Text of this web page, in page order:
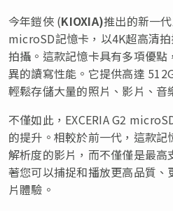
今年鎧俠 (KIOXIA)推出的新一
microSD記憶卡，以4K超高清
拍攝。這款記憶卡具有多項優
異的讀寫性能。它提供高達
輕鬆存儲大量的照片、影片、音
不僅如此，EXCERIA G2
的提升。相較於前一代，這款
解析度的影片，而不僅僅是最高
著您可以捕捉和播放更高品質
片體驗。